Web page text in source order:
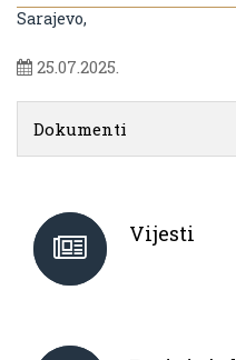
Sarajevo,
25.07.2025.
Dokumenti
Vijesti